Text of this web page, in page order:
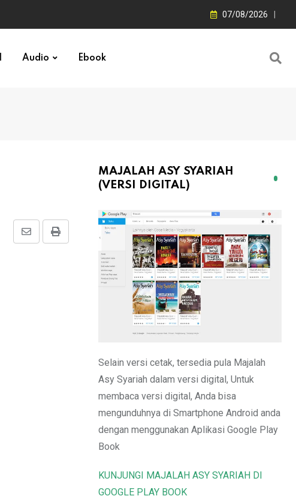
07/08/2026
Audio Ebook
Print
Share
MAJALAH ASY SYARIAH
(VERSI DIGITAL)
Selain versi cetak, tersedia pula Majalah
Asy Syariah dalam versi digital, Untuk
membaca versi digital, Anda bisa
mengunduhnya di Smartphone Android anda
dengan menggunakan Aplikasi Google Play
Book
KUNJUNGI MAJALAH ASY SYARIAH DI
GOOGLE PLAY BOOK